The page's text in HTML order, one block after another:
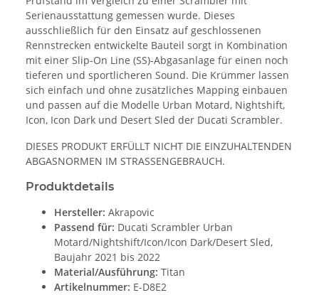
Serienausstattung gemessen wurde. Dieses
ausschließlich für den Einsatz auf geschlossenen
Rennstrecken entwickelte Bauteil sorgt in Kombination
mit einer Slip-On Line (SS)-Abgasanlage für einen noch
tieferen und sportlicheren Sound. Die Krümmer lassen
sich einfach und ohne zusätzliches Mapping einbauen
und passen auf die Modelle Urban Motard, Nightshift,
Icon, Icon Dark und Desert Sled der Ducati Scrambler.
DIESES PRODUKT ERFÜLLT NICHT DIE EINZUHALTENDEN
ABGASNORMEN IM STRASSENGEBRAUCH.
Produktdetails
Hersteller: Akrapovic
Passend für: Ducati Scrambler Urban
Motard/Nightshift/Icon/Icon Dark/Desert Sled,
Baujahr 2021 bis 2022
Material/Ausführung: Titan
Artikelnummer: E-D8E2